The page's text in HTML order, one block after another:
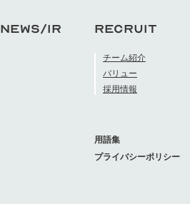
NEWS/IR RECRUIT
チーム紹介
バリュー
採用情報
用語集
プライバシーポリシー